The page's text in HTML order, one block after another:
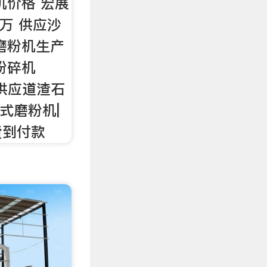
供应沙
粉机生产
碎机
应道渣石
磨粉机|
付款